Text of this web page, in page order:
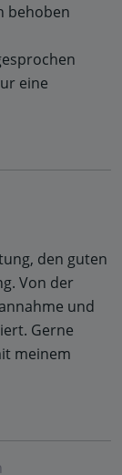
behoben
eine
den guten
Von der
und
Gerne
meinem